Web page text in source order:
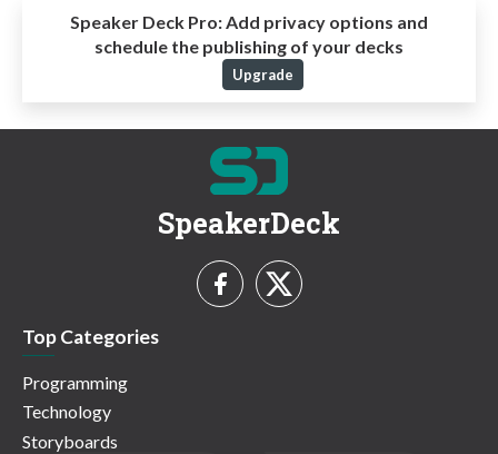
Speaker Deck Pro:Add privacy options and
schedule the publishing of your decks
Upgrade
SpeakerDeck
Top Categories
Programming
Technology
Storyboards